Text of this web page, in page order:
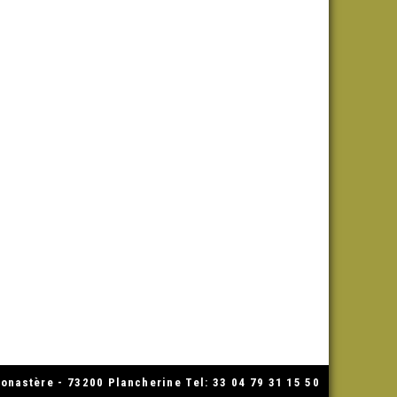
- 73200 Plancherine Tel: 33 04 79 31 15 50